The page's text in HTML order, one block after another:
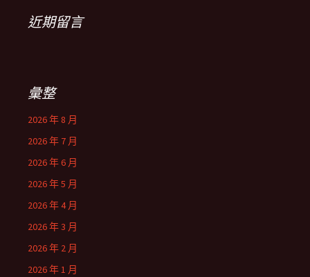
近期留言
彙整
2026 年 8 月
2026 年 7 月
2026 年 6 月
2026 年 5 月
2026 年 4 月
2026 年 3 月
2026 年 2 月
2026 年 1 月